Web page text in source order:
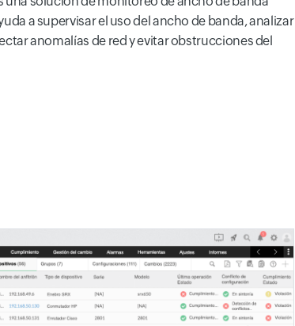
a supervisar el uso del ancho de banda, analizar
anomalías de red y evitar obstrucciones del